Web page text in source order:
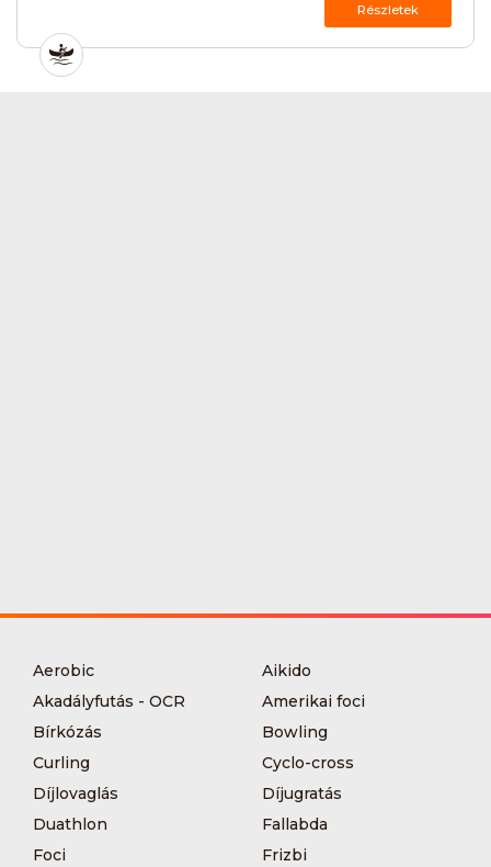
Részletek
Aerobic
Aikido
Akadályfutás - OCR
Amerikai foci
Bírkózás
Bowling
Curling
Cyclo-cross
Díjlovaglás
Díjugratás
Duathlon
Fallabda
Foci
Frizbi